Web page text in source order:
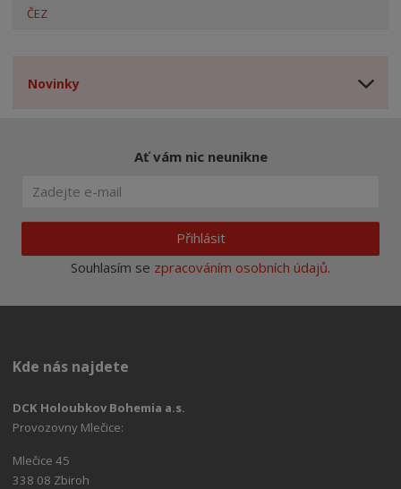
ČEZ
Novinky
Ať vám nic neunikne
Přihlásit
Souhlasím se zpracováním osobních údajů.
Kde nás najdete
DCK Holoubkov Bohemia a.s.
Provozovny Mlečice:
Mlečice 45
338 08 Zbiroh